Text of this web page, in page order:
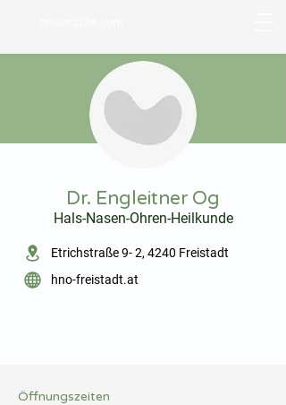
Dr. Engleitner Og
Hals-Nasen-Ohren-Heilkunde
Etrichstraße 9- 2, 4240 Freistadt
hno-freistadt.at
Öffnungszeiten